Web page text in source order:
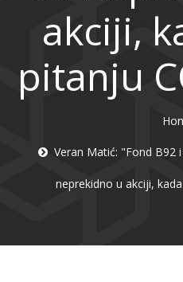
akciji,
pitanju
Veran Matić: "Fond B92
neprekidno u akciji,